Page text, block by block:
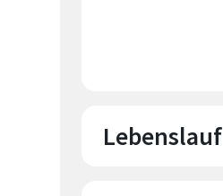
Lebenslauf